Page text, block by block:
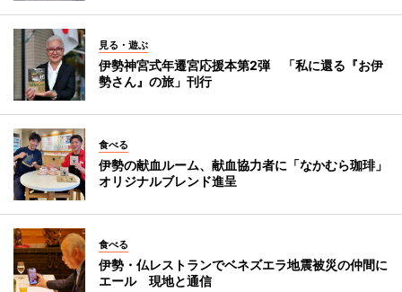
見る・遊ぶ
伊勢神宮式年遷宮応援本第2弾 「私に還る『お伊
勢さん』の旅」刊行
食べる
伊勢の献血ルーム、献血協力者に「なかむら珈琲」
オリジナルブレンド進呈
食べる
伊勢・仏レストランでベネズエラ地震被災の仲間に
エール 現地と通信